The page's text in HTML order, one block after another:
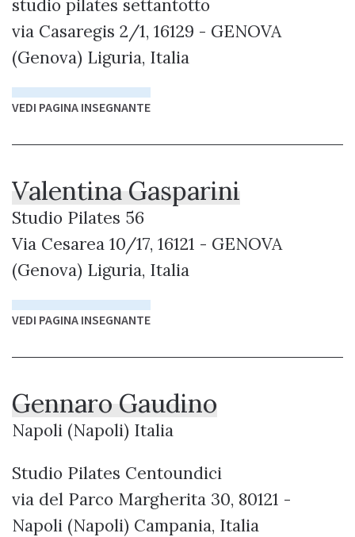
studio pilates settantotto
via Casaregis 2/1, 16129 - GENOVA
(Genova) Liguria, Italia
VEDI PAGINA INSEGNANTE
Valentina Gasparini
Studio Pilates 56
Via Cesarea 10/17, 16121 - GENOVA
(Genova) Liguria, Italia
VEDI PAGINA INSEGNANTE
Gennaro Gaudino
Napoli (Napoli) Italia
Studio Pilates Centoundici
via del Parco Margherita 30, 80121 -
Napoli (Napoli) Campania, Italia